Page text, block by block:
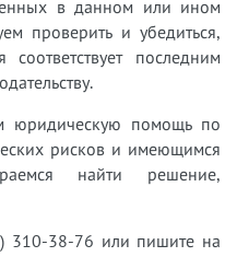
в данном или ином
проверить и убедиться,
последним
юридическую помощь по
рисков и имеющимся
найти решение,
310-38-76 или пишите на